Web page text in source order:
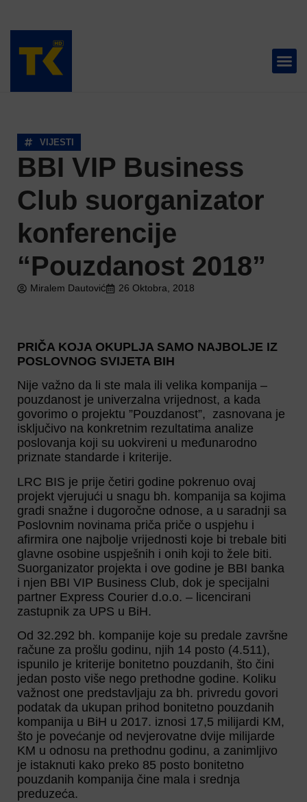
VIJESTI
BBI VIP Business
Club suorganizator
konferencije
“Pouzdanost 2018”
Miralem Dautović 26 Oktobra, 2018
PRIČA KOJA OKUPLJA SAMO NAJBOLJE IZ
POSLOVNOG SVIJETA BIH
Nije važno da li ste mala ili velika kompanija –
pouzdanost je univerzalna vrijednost, a kada
govorimo o projektu ”Pouzdanost”, zasnovana je
isključivo na konkretnim rezultatima analize
poslovanja koji su uokvireni u međunarodno
priznate standarde i kriterije.
LRC BIS je prije četiri godine pokrenuo ovaj
projekt vjerujući u snagu bh. kompanija sa kojima
gradi snažne i dugoročne odnose, a u saradnji sa
Poslovnim novinama priča priče o uspjehu i
afirmira one najbolje vrijednosti koje bi trebale biti
glavne osobine uspješnih i onih koji to žele biti.
Suorganizator projekta i ove godine je BBI banka
i njen BBI VIP Business Club, dok je specijalni
partner Express Courier d.o.o. – licencirani
zastupnik za UPS u BiH.
Od 32.292 bh. kompanije koje su predale završne
račune za prošlu godinu, njih 14 posto (4.511),
ispunilo je kriterije bonitetno pouzdanih, što čini
jedan posto više nego prethodne godine. Koliku
važnost one predstavljaju za bh. privredu govori
podatak da ukupan prihod bonitetno pouzdanih
kompanija u BiH u 2017. iznosi 17,5 milijardi KM,
što je povećanje od nevjerovatne dvije milijarde
KM u odnosu na prethodnu godinu, a zanimljivo
je istaknuti kako preko 85 posto bonitetno
pouzdanih kompanija čine mala i srednja
preduzeća.